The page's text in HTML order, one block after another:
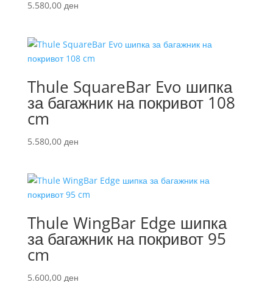
5.580,00 ден
Thule SquareBar Evo шипка
за багажник на покривот 108
cm
5.580,00 ден
Thule WingBar Edge шипка
за багажник на покривот 95
cm
5.600,00 ден